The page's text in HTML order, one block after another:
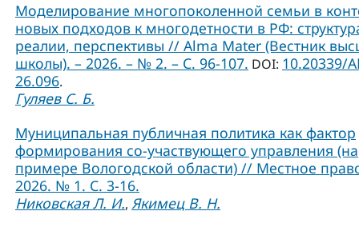
Моделирование многопоколенной семьи в
новых подходов к многодетности в РФ:
реалии, перспективы // Alma Mater (Вестник
школы). – 2026. – № 2. – С. 96-107. DOI: 10.20339/
26.096.
Гуляев С. Б.
Муниципальная публичная политика как фактор
формирования со-участвующего управления (на
примере Вологодской области) // Местное
2026. № 1. С. 3-16.
Никовская Л. И., Якимец В. Н.